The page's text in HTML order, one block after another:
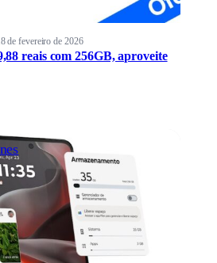
de fevereiro de 2026
reais com 256GB, aproveite